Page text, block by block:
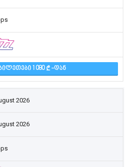
1 080 -ᲓᲐᲜ
2026
2026